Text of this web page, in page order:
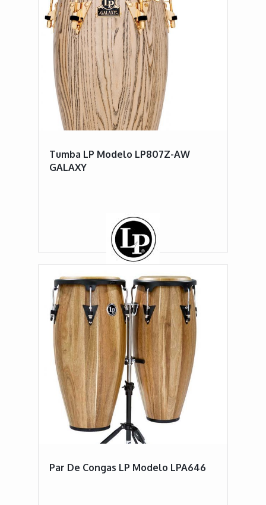
Tumba LP Modelo LP807Z-AW
GALAXY
Par De Congas LP Modelo LPA646